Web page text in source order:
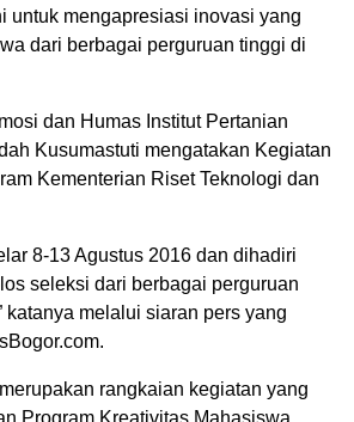
untuk mengapresiasi inovasi yang
dari berbagai perguruan tinggi di
dan Humas Institut Pertanian
Kusumastuti mengatakan Kegiatan
Kementerian Riset Teknologi dan
8-13 Agustus 2016 dan dihadiri
seleksi dari berbagai perguruan
katanya melalui siaran pers yang
rangkaian kegiatan yang